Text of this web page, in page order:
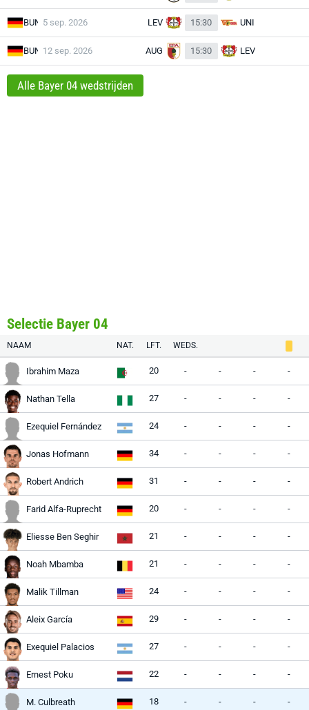
BUN 5 sep. 2026 LEV 15:30 UNI
BUN 12 sep. 2026 AUG 15:30 LEV
Alle Bayer 04 wedstrijden
Selectie Bayer 04
NAAM NAT. LFT. WEDS.
Ibrahim Maza 20 - - - -
Nathan Tella 27 - - - -
Ezequiel Fernández 24 - - - -
Jonas Hofmann 34 - - - -
Robert Andrich 31 - - - -
Farid Alfa-Ruprecht 20 - - - -
Eliesse Ben Seghir 21 - - - -
Noah Mbamba 21 - - - -
Malik Tillman 24 - - - -
Aleix García 29 - - - -
Exequiel Palacios 27 - - - -
Ernest Poku 22 - - - -
M. Culbreath 18 - - - -